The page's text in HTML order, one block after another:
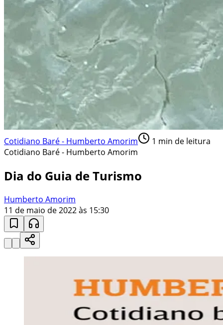
Cotidiano Baré - Humberto Amorim 1 min de leitura
Cotidiano Baré - Humberto Amorim
Dia do Guia de Turismo
Humberto Amorim
11 de maio de 2022 às 15:30